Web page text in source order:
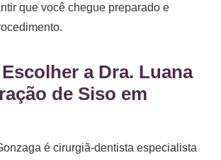
que você chegue preparado e
a Dra. Luana
de Siso em
é cirurgiã-dentista especialista